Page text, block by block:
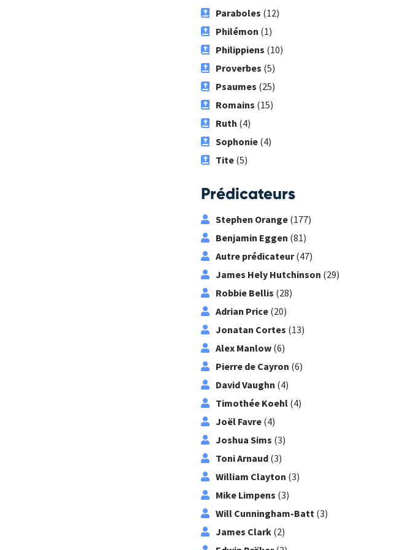
Paraboles (12)
Philémon (1)
Philippiens (10)
Proverbes (5)
Psaumes (25)
Romains (15)
Ruth (4)
Sophonie(4)
Tite(5)
Prédicateurs
Stephen Orange(177)
Benjamin Eggen (81)
Autre prédicateur(47)
James Hely Hutchinson (29)
Robbie Bellis (28)
Adrian Price(20)
Jonatan Cortes (13)
Alex Manlow(6)
Pierre de Cayron (6)
David Vaughn (4)
Timothée Koehl(4)
Joël Favre(4)
Joshua Sims (3)
Toni Arnaud(3)
William Clayton (3)
Mike Limpens (3)
Will Cunningham-Batt(3)
James Clark(2)